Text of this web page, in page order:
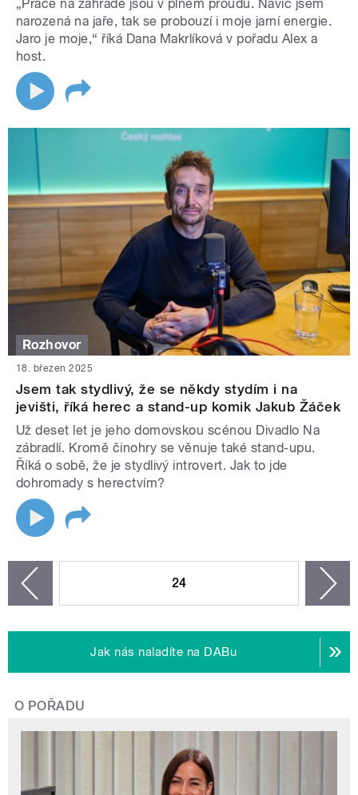
„Práce na zahradě jsou v plném proudu. Navíc jsem
narozená na jaře, tak se probouzí i moje jarní energie.
Jaro je moje,“ říká Dana Makrlíková v pořadu Alex a
host.
Rozhovor
18. březen 2025
Jsem tak stydlivý, že se někdy stydím i na
jevišti, říká herec a stand-up komik Jakub Žáček
Už deset let je jeho domovskou scénou Divadlo Na
zábradlí. Kromě činohry se věnuje také stand-upu.
Říká o sobě, že je stydlivý introvert. Jak to jde
dohromady s herectvím?
24
Jak nás naladíte na DABu
O POŘADU